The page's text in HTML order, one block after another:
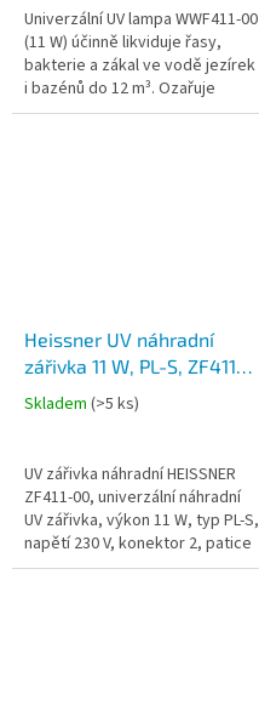
Univerzální UV lampa WWF411-00
(11 W) účinně likviduje řasy,
bakterie a zákal ve vodě jezírek
i bazénů do 12 m³. Ozařuje
protékající vodu UV-C světlem,
Heissner UV náhradní
zářivka 11 W, PL-S, ZF411-
00
Skladem (>5 ks)
UV zářivka náhradní HEISSNER
ZF411-00, univerzální náhradní
UV zářivka, výkon 11 W, typ PL-S,
napětí 230 V, konektor 2, patice
G23, délka s paticí cca 234 mm,